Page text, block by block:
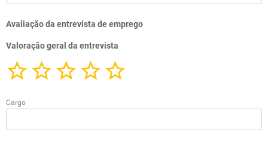
Avaliação da entrevista de emprego
Valoração geral da entrevista
Cargo